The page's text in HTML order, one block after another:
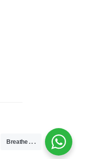
Breathe . . .